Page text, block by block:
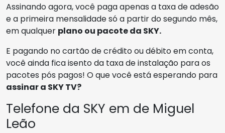
Assinando agora, você paga apenas a taxa de adesão
e a primeira mensalidade só a partir do segundo mês,
em qualquer plano ou pacote da SKY.
E pagando no cartão de crédito ou débito em conta,
você ainda fica isento da taxa de instalação para os
pacotes pós pagos! O que você está esperando para
assinar a SKY TV?
Telefone da SKY em de Miguel
Leão